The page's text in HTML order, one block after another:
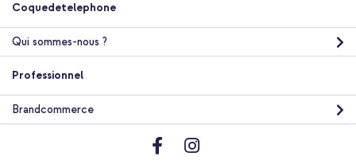
Coquedetelephone
Qui sommes-nous ?
Professionnel
Brandcommerce